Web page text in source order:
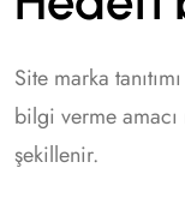
Site marka
bilgi verme amacı
şekillenir.